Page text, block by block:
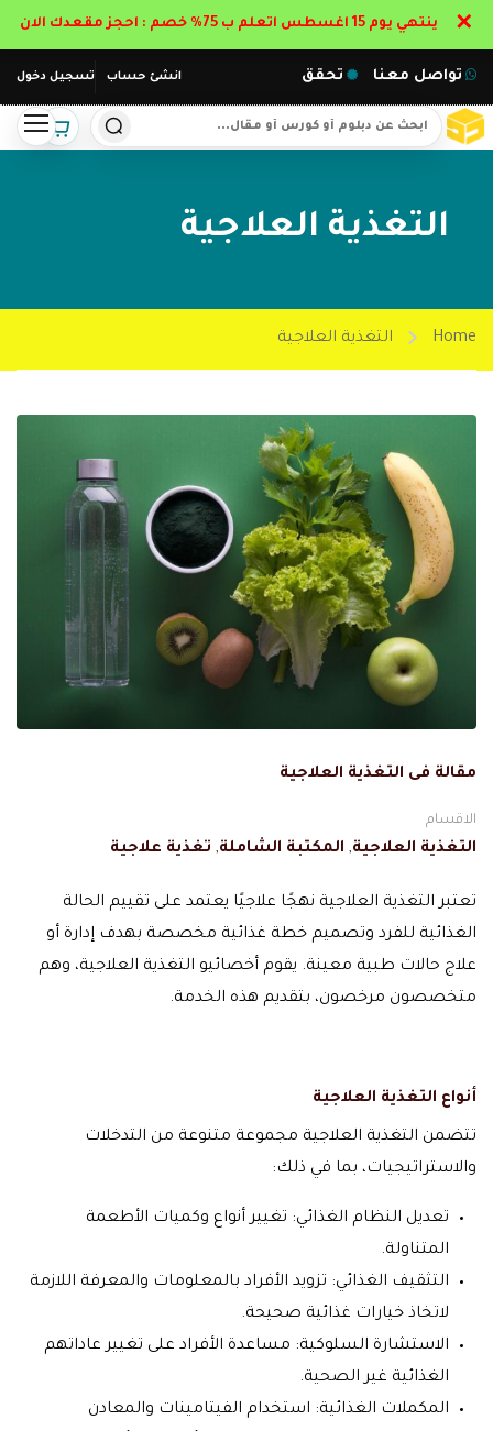
انشئ حساب تسجيل دخول تواصل معنا تحقق
التغذية العلاجية
Home التغذية العلاجية
مقالة فى التغذية العلاجية
الاقسام
التغذية العلاجية, المكتبة الشاملة, تغذية علاجية
تعتبر التغذية العلاجية نهجًا علاجيًا يعتمد على تقييم الحالة
الغذائية للفرد وتصميم خطة غذائية مخصصة بهدف إدارة أو
علاج حالات طبية معينة. يقوم أخصائيو التغذية العلاجية، وهم
متخصصون مرخصون، بتقديم هذه الخدمة.
أنواع التغذية العلاجية
تتضمن التغذية العلاجية مجموعة متنوعة من التدخلات
والاستراتيجيات، بما في ذلك:
تعديل النظام الغذائي: تغيير أنواع وكميات الأطعمة
المتناولة.
التثقيف الغذائي: تزويد الأفراد بالمعلومات والمعرفة اللازمة
لاتخاذ خيارات غذائية صحيحة.
الاستشارة السلوكية: مساعدة الأفراد على تغيير عاداتهم
الغذائية غير الصحية.
المكملات الغذائية: استخدام الفيتامينات والمعادن
ينتهي يوم 15 اغسطس اتعلم ب 75% خصم : احجز مقعدك الان ✕